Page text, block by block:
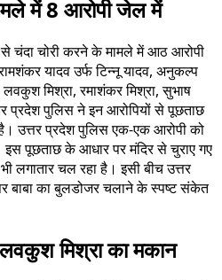
में 8 आरोपी जेल में
चंदा चोरी करने के मामले में आठ आरोपी
यादव उर्फ टिन्नू यादव, अनुकल्प
मिश्रा, रमाशंकर मिश्रा, सुभाष
प्रदेश पुलिस ने इन आरोपियों से पूछताछ
उत्तर प्रदेश पुलिस एक-एक आरोपी को
पूछताछ के आधार पर मंदिर से चुराए गए
लगातार चल रहा है। इसी बीच उत्तर
बाबा का बुलडोजर चलाने के स्पष्ट संकेत
मिश्रा का मकान